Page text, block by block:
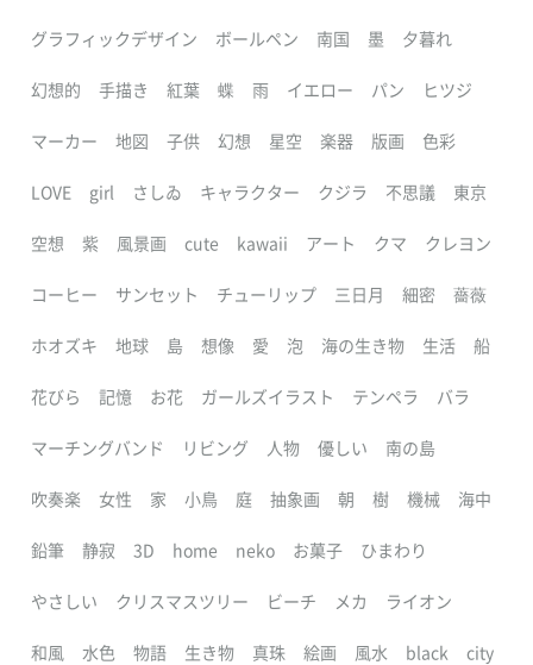
グラフィックデザイン ボールペン 南国 墨 夕暮れ
幻想的 手描き 紅葉 蝶 雨 イエロー パン ヒツジ
マーカー 地図 子供 幻想 星空 楽器 版画 色彩
LOVE girl さしゐ キャラクター クジラ 不思議 東京
空想 紫 風景画 cute kawaii アート クマ クレヨン
コーヒー サンセット チューリップ 三日月 細密 薔薇
ホオズキ 地球 島 想像 愛 泡 海の生き物 生活 船
花びら 記憶 お花 ガールズイラスト テンペラ バラ
マーチングバンド リビング 人物 優しい 南の島
吹奏楽 女性 家 小鳥 庭 抽象画 朝 樹 機械 海中
鉛筆 静寂 3D home neko お菓子 ひまわり
やさしい クリスマスツリー ビーチ メカ ライオン
和風 水色 物語 生き物 真珠 絵画 風水 black city